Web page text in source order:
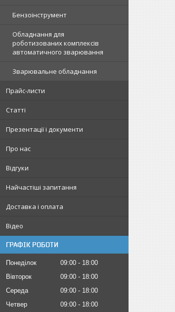
Бензоінструмент
Обладнання для
роботизованих комплексів
автоматичного зварювання
Зварювальне обладнання
Прайс-листи
Статті
Презентації і документи
Про нас
Відгуки
Найчастіші запитання
Доставка і оплата
Відео
ГРАФІК РОБОТИ
Понеділок 09:00
18:00
Вівторок
09:00
18:00
Середа
09:00
18:00
Четвер
09:00
18:00